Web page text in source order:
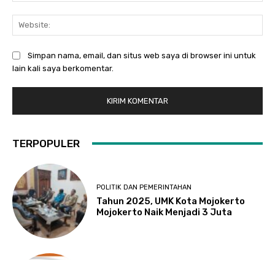
Simpan nama, email, dan situs web saya di browser ini untuk
lain kali saya berkomentar.
TERPOPULER
POLITIK DAN PEMERINTAHAN
Tahun 2025, UMK Kota Mojokerto
Mojokerto Naik Menjadi 3 Juta